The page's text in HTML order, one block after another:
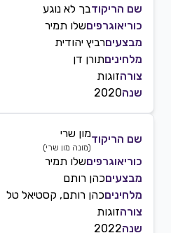
שם הריקודבך לא נוגע
כוריאוגרפיםשלו תמיר
מבצעיםרביץ יהודית
מלחיניםתורן דן
צורהזוגות
שנה2020
שם הריקודמון שרי
(מונה מון שרי)
כוריאוגרפיםשלו תמיר
מבצעיםכהן רותם
מלחיניםכהן רותם, קסטיאל טל
צורהזוגות
שנה2022